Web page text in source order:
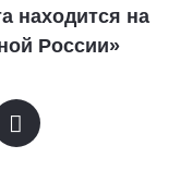
находится на
России»